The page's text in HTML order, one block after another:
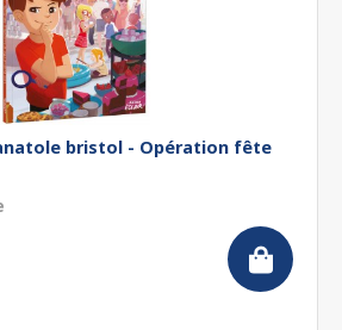
bristol - Opération fête